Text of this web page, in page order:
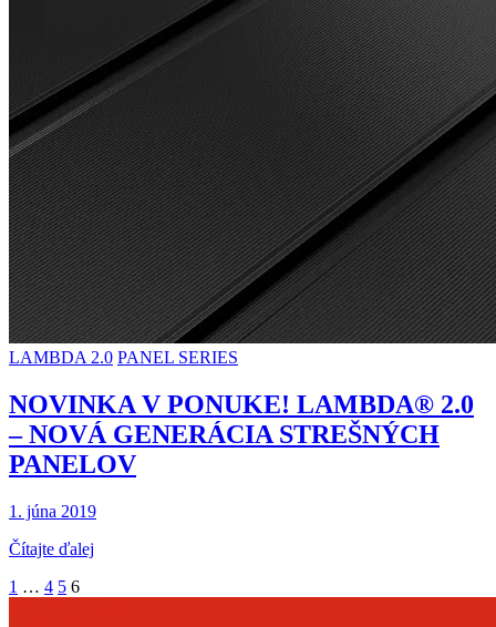
LAMBDA 2.0 PANEL SERIES
NOVINKA V PONUKE! LAMBDA® 2.0
– NOVÁ GENERÁCIA STREŠNÝCH
PANELOV
1. júna 2019
Čítajte ďalej
1 … 4 5 6